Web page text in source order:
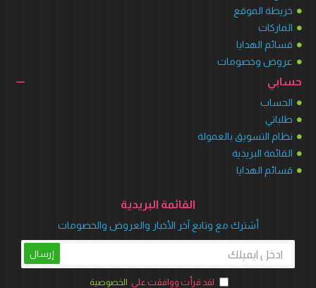
خريطة الموقع
الماركات
قسائم الهدايا
عروض وخصومات
حسابي
الحساب
طلباتي
نظام التسويق بالعمولة
القائمة البريدية
قسائم الهدايا
القائمة البريدية
أشترك مع وتابع آخر الأخبار والعروض والخصومات
إرسال
لقد قرأت ووافقت على الخصوصية